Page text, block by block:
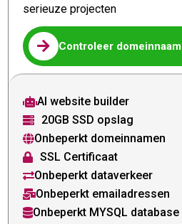
serieuze projecten
 Controleer domeinnaam
AI website builder
 20GB SSD opslag
Onbeperkt domeinnamen
 SSL Certificaat
Onbeperkt dataverkeer
Onbeperkt emailadressen
Onbeperkt MYSQL database